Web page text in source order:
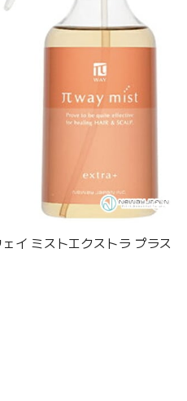
イ ミストエクストラ プラス